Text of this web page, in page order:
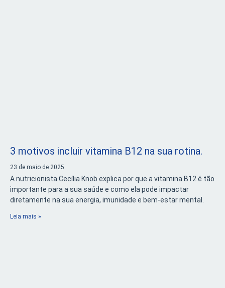
3 motivos incluir vitamina B12 na sua rotina.
23 de maio de 2025
A nutricionista Cecília Knob explica por que a vitamina B12 é tão
importante para a sua saúde e como ela pode impactar
diretamente na sua energia, imunidade e bem-estar mental.
Leia mais »